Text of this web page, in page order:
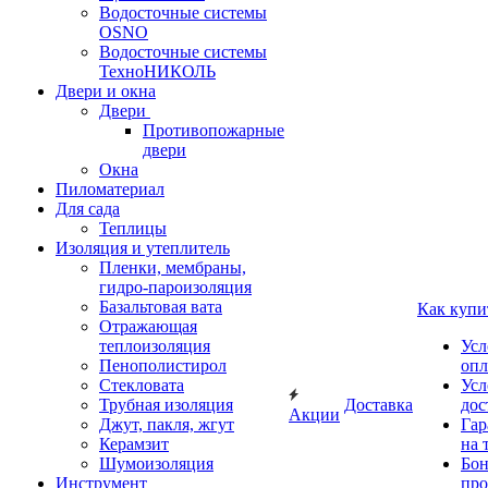
Водосточные системы
OSNO
Водосточные системы
ТехноНИКОЛЬ
Двери и окна
Двери
Противопожарные
двери
Окна
Пиломатериал
Для сада
Теплицы
Изоляция и утеплитель
Пленки, мембраны,
гидро-пароизоляция
Базальтовая вата
Отражающая
теплоизоляция
Пенополистирол
Стекловата
Трубная изоляция
Джут, пакля, жгут
Керамзит
Шумоизоляция
Инструмент
Акции
Доставка
Как
на